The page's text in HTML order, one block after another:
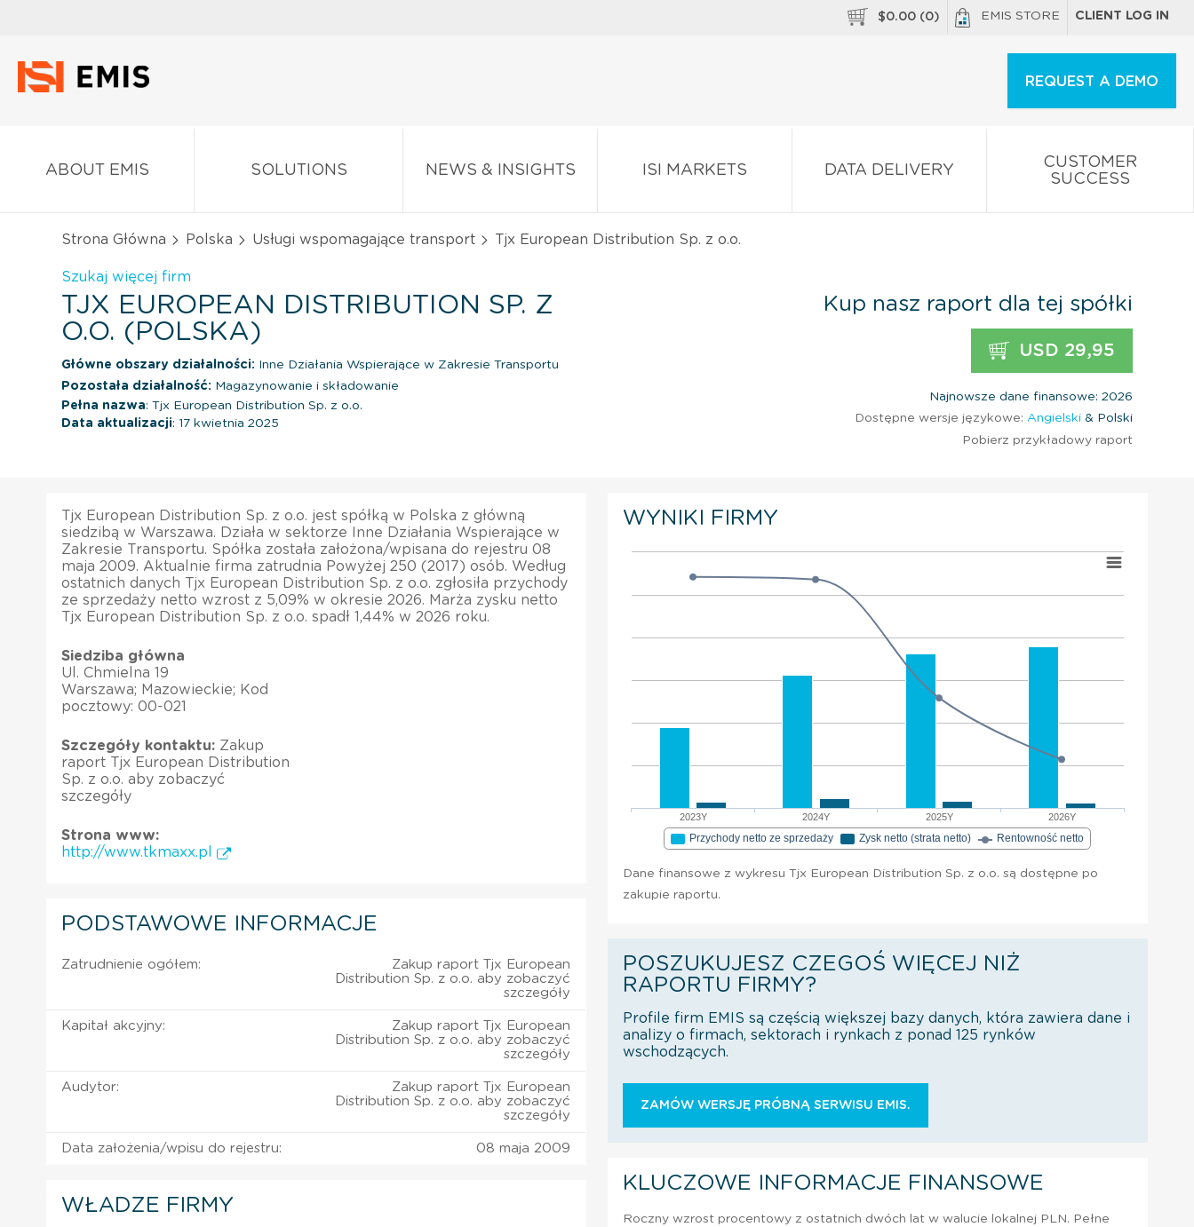
$0.00 (0) EMIS STORE CLIENT LOG IN
REQUEST A DEMO
ABOUT EMIS SOLUTIONS NEWS & INSIGHTS ISI MARKETS DATA DELIVERY
CUSTOMER
SUCCESS
Strona Główna Polska Usługi wspomagające transport Tjx European Distribution Sp. z o.o.
Szukaj więcej firm
TJX EUROPEAN DISTRIBUTION SP. Z
O.O. (POLSKA)
Główne obszary działalności: Inne Działania Wspierające w Zakresie Transportu
Pozostała działalność: Magazynowanie i składowanie
Pełna nazwa: Tjx European Distribution Sp. z o.o.
Data aktualizacji: 17 kwietnia 2025
Kup nasz raport dla tej spółki
USD 29,95
Najnowsze dane finansowe: 2026
Dostępne wersje językowe: Angielski & Polski
Pobierz przykładowy raport
Tjx European Distribution Sp. z o.o. jest spółką w Polska z główną
siedzibą w Warszawa. Działa w sektorze Inne Działania Wspierające w
Zakresie Transportu. Spółka została założona/wpisana do rejestru 08
maja 2009. Aktualnie firma zatrudnia Powyżej 250 (2017) osób. Według
ostatnich danych Tjx European Distribution Sp. z o.o. zgłosiła przychody
ze sprzedaży netto wzrost z 5,09% w okresie 2026. Marża zysku netto
Tjx European Distribution Sp. z o.o. spadł 1,44% w 2026 roku.
Siedziba główna
Ul. Chmielna 19
Warszawa; Mazowieckie; Kod
pocztowy: 00-021
Szczegóły kontaktu: Zakup
raport Tjx European Distribution
Sp. z o.o. aby zobaczyć
szczegóły
Strona www:
http://www.tkmaxx.pl
PODSTAWOWE INFORMACJE
Zatrudnienie ogółem:
Zakup raport Tjx European
Distribution Sp. z o.o. aby zobaczyć
szczegóły
Kapitał akcyjny:
Zakup raport Tjx European
Distribution Sp. z o.o. aby zobaczyć
szczegóły
Audytor:
Zakup raport Tjx European
Distribution Sp. z o.o. aby zobaczyć
szczegóły
Data założenia/wpisu do rejestru: 08 maja 2009
WŁADZE FIRMY
WYNIKI FIRMY
2023Y 2024Y 2025Y 2026Y
Przychody netto ze sprzedaży Zysk netto (strata netto) Rentowność netto
Dane finansowe z wykresu Tjx European Distribution Sp. z o.o. są dostępne po
zakupie raportu.
POSZUKUJESZ CZEGOŚ WIĘCEJ NIŻ
RAPORTU FIRMY?
Profile firm EMIS są częścią większej bazy danych, która zawiera dane i
analizy o firmach, sektorach i rynkach z ponad 125 rynków
wschodzących.
ZAMÓW WERSJĘ PRÓBNĄ SERWISU EMIS.
KLUCZOWE INFORMACJE FINANSOWE
Roczny wzrost procentowy z ostatnich dwóch lat w walucie lokalnej PLN. Pełne